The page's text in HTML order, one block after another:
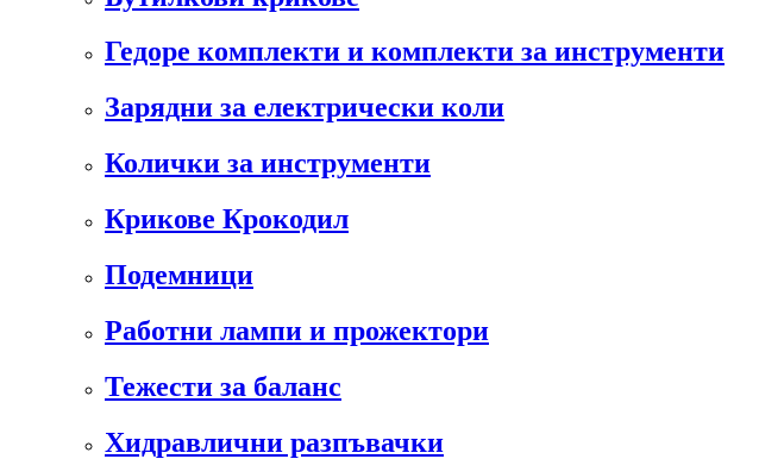
Гедоре комплекти и комплекти за инструменти
Зарядни за електрически коли
Колички за инструменти
Крикове Крокодил
Подемници
Работни лампи и прожектори
Тежести за баланс
Хидравлични разпъвачки